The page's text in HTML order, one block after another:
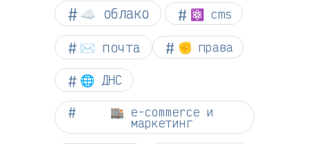
☁︎ облако ⚛ cms
✉️ почта ✊ права
🌐 ДНС
🏬 e-commerce и
маркетинг